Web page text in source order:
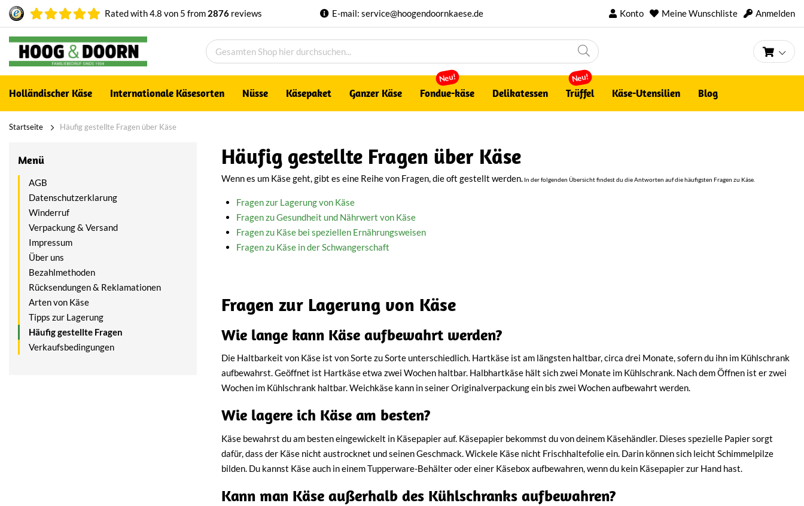
Rated with4.8 von 5 from 2876 reviews E-mail:service@hoogendoornkaese.de Konto Meine Wunschliste Anmelden
Mein
Holländischer Käse Internationale Käsesorten Nüsse Käsepaket Ganzer Käse Fondue-käse
Neu!
Delikatessen Trüffel
Neu!
Käse-Utensilien Blog
Startseite Häufig gestellte Fragen über Käse
Häufig gestellte Fragen über Käse
Wenn es um Käse geht, gibt es eine Reihe von Fragen, die oft gestellt werden.In der folgenden Übersicht findest du die Antworten auf die häufigsten Fragen zu Käse.
Fragen zur Lagerung von Käse
Fragen zu Gesundheit und Nährwert von Käse
Fragen zu Käse bei speziellen Ernährungsweisen
Fragen zu Käse in der Schwangerschaft
Fragen zur Lagerung von Käse
Wie lange kann Käse aufbewahrt werden?
Die Haltbarkeit von Käse ist von Sorte zu Sorte unterschiedlich. Hartkäse ist am längsten haltbar, circa drei Monate, sofern du ihn im Kühlschrank
aufbewahrst. Geöffnet ist Hartkäse etwa zwei Wochen haltbar. Halbhartkäse hält sich zwei Monate im Kühlschrank. Nach dem Öffnen ist er zwei
Wochen im Kühlschrank haltbar. Weichkäse kann in seiner Originalverpackung ein bis zwei Wochen aufbewahrt werden.
Wie lagere ich Käse am besten?
Käse bewahrst du am besten eingewickelt in Käsepapier auf. Käsepapier bekommst du von deinem Käsehändler. Dieses spezielle Papier sorgt
dafür, dass der Käse nicht austrocknet und seinen Geschmack. Wickele Käse nicht Frischhaltefolie ein. Darin können sich leicht Schimmelpilze
bilden. Du kannst Käse auch in einem Tupperware-Behälter oder einer Käsebox aufbewahren, wenn du kein Käsepapier zur Hand hast.
Kann man Käse außerhalb des Kühlschranks aufbewahren?
Menü
AGB
Datenschutzerklarung
Winderruf
Verpackung & Versand
Impressum
Über uns
Bezahlmethoden
Rücksendungen & Reklamationen
Arten von Käse
Tipps zur Lagerung
Häufig gestellte Fragen
Verkaufsbedingungen